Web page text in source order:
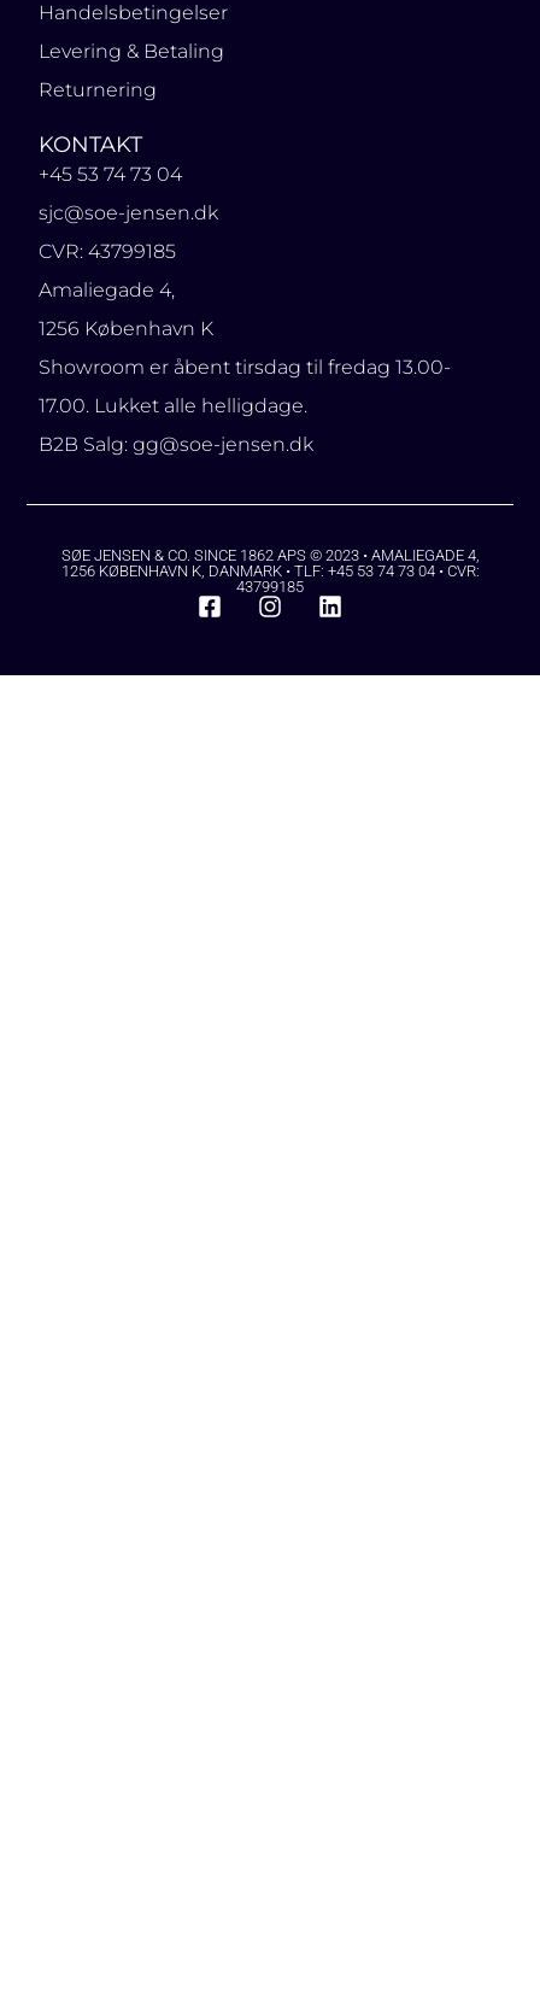
Handelsbetingelser
Levering & Betaling
Returnering
KONTAKT
+45 53 74 73 04
sjc@soe-jensen.dk
CVR: 43799185
Amaliegade 4,
1256 København K
Showroom er åbent tirsdag til fredag 13.00-
17.00. Lukket alle helligdage.
B2B Salg: gg@soe-jensen.dk
SØE JENSEN & CO. SINCE 1862 APS © 2023 • AMALIEGADE 4,
1256 KØBENHAVN K, DANMARK • TLF: +45 53 74 73 04 • CVR:
43799185